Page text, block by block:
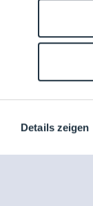
Details zeigen
Falls du einen
hast, nutze